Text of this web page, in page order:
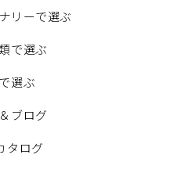
リーで選ぶ
で選ぶ
選ぶ
ブログ
タログ